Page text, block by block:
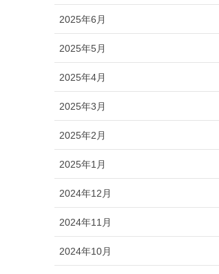
2025年6月
2025年5月
2025年4月
2025年3月
2025年2月
2025年1月
2024年12月
2024年11月
2024年10月